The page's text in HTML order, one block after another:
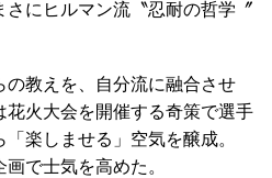
さにヒルマン流〝忍耐の哲学〞
の教えを、自分流に融合させ
花火大会を開催する奇策で選手
楽しませる」空気を醸成。
で士気を高めた。